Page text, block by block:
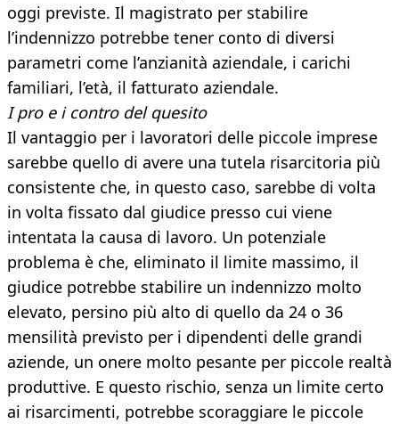
oggi previste. Il magistrato per stabilire
l’indennizzo potrebbe tener conto di diversi
parametri come l’anzianità aziendale, i carichi
familiari, l’età, il fatturato aziendale.
I pro e i contro del quesito
Il vantaggio per i lavoratori delle piccole imprese
sarebbe quello di avere una tutela risarcitoria più
consistente che, in questo caso, sarebbe di volta
in volta fissato dal giudice presso cui viene
intentata la causa di lavoro. Un potenziale
problema è che, eliminato il limite massimo, il
giudice potrebbe stabilire un indennizzo molto
elevato, persino più alto di quello da 24 o 36
mensilità previsto per i dipendenti delle grandi
aziende, un onere molto pesante per piccole realtà
produttive. E questo rischio, senza un limite certo
ai risarcimenti, potrebbe scoraggiare le piccole